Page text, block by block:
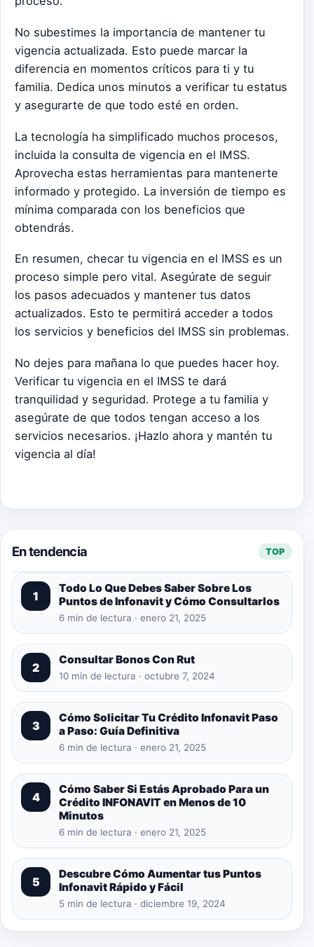
No subestimes la importancia de mantener tu
vigencia actualizada. Esto puede marcar la
diferencia en momentos críticos para ti y tu
familia. Dedica unos minutos a verificar tu estatus
y asegurarte de que todo esté en orden.
La tecnología ha simplificado muchos procesos,
incluida la consulta de vigencia en el IMSS.
Aprovecha estas herramientas para mantenerte
informado y protegido. La inversión de tiempo es
mínima comparada con los beneficios que
obtendrás.
En resumen, checar tu vigencia en el IMSS es un
proceso simple pero vital. Asegúrate de seguir
los pasos adecuados y mantener tus datos
actualizados. Esto te permitirá acceder a todos
los servicios y beneficios del IMSS sin problemas.
No dejes para mañana lo que puedes hacer hoy.
Verificar tu vigencia en el IMSS te dará
tranquilidad y seguridad. Protege a tu familia y
asegúrate de que todos tengan acceso a los
servicios necesarios. ¡Hazlo ahora y mantén tu
vigencia al día!
En tendencia TOP
1
Todo Lo Que Debes Saber Sobre Los
Puntos de Infonavit y Cómo Consultarlos
6 min de lectura · enero 21, 2025
2
Consultar Bonos Con Rut
10 min de lectura · octubre 7, 2024
3
Cómo Solicitar Tu Crédito Infonavit Paso
a Paso: Guía Definitiva
6 min de lectura · enero 21, 2025
4
Cómo Saber Si Estás Aprobado Para un
Crédito INFONAVIT en Menos de 10
Minutos
6 min de lectura · enero 21, 2025
5
Descubre Cómo Aumentar tus Puntos
Infonavit Rápido y Fácil
5 min de lectura · diciembre 19, 2024